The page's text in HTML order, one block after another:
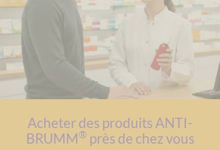
Acheter des produits ANTI-
BRUMM® près de chez vous